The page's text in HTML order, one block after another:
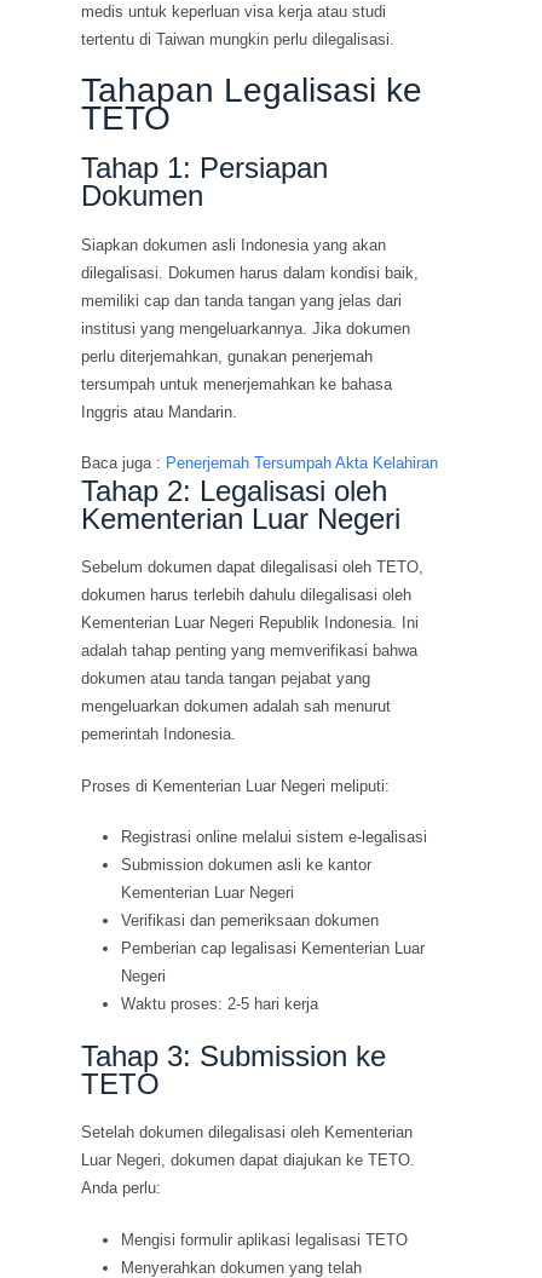
medis untuk keperluan visa kerja atau studi
tertentu di Taiwan mungkin perlu dilegalisasi.
Tahapan Legalisasi ke
TETO
Tahap 1: Persiapan
Dokumen
Siapkan dokumen asli Indonesia yang akan
dilegalisasi. Dokumen harus dalam kondisi baik,
memiliki cap dan tanda tangan yang jelas dari
institusi yang mengeluarkannya. Jika dokumen
perlu diterjemahkan, gunakan penerjemah
tersumpah untuk menerjemahkan ke bahasa
Inggris atau Mandarin.
Baca juga : Penerjemah Tersumpah Akta Kelahiran
Tahap 2: Legalisasi oleh
Kementerian Luar Negeri
Sebelum dokumen dapat dilegalisasi oleh TETO,
dokumen harus terlebih dahulu dilegalisasi oleh
Kementerian Luar Negeri Republik Indonesia. Ini
adalah tahap penting yang memverifikasi bahwa
dokumen atau tanda tangan pejabat yang
mengeluarkan dokumen adalah sah menurut
pemerintah Indonesia.
Proses di Kementerian Luar Negeri meliputi:
Registrasi online melalui sistem e-legalisasi
Submission dokumen asli ke kantor
Kementerian Luar Negeri
Verifikasi dan pemeriksaan dokumen
Pemberian cap legalisasi Kementerian Luar
Negeri
Waktu proses: 2-5 hari kerja
Tahap 3: Submission ke
TETO
Setelah dokumen dilegalisasi oleh Kementerian
Luar Negeri, dokumen dapat diajukan ke TETO.
Anda perlu:
Mengisi formulir aplikasi legalisasi TETO
Menyerahkan dokumen yang telah